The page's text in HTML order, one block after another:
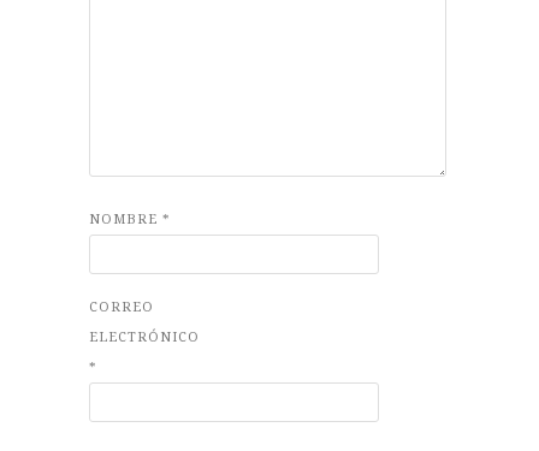
NOMBRE *
CORREO
ELECTRÓNICO
*